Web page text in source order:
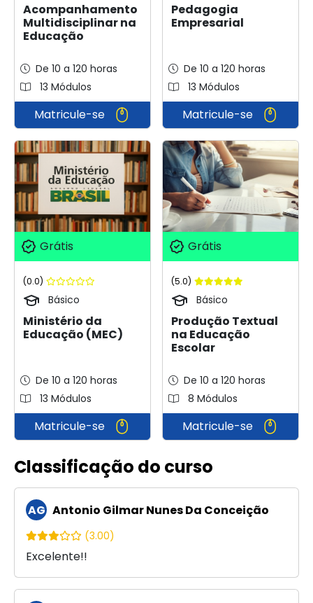
Acompanhamento
Multidisciplinar na
Educação
De 10 a 120 horas
13 Módulos
Matricule-se
Pedagogia
Empresarial
De 10 a 120 horas
13 Módulos
Matricule-se
Grátis
(0.0)
Básico
Ministério da
Educação (MEC)
De 10 a 120 horas
13 Módulos
Matricule-se
Grátis
(5.0)
Básico
Produção Textual
na Educação
Escolar
De 10 a 120 horas
8 Módulos
Matricule-se
Classificação do curso
AG Antonio Gilmar Nunes Da Conceição
(3.00)
Excelente!!